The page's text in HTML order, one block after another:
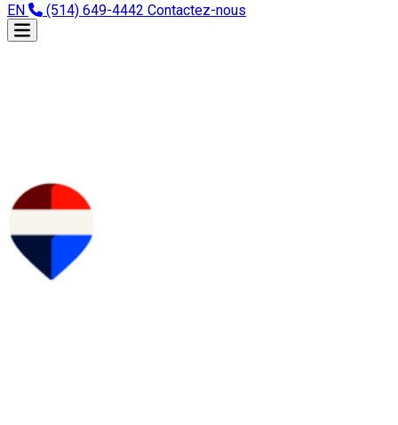
EN (514) 649-4442 Contactez-nous